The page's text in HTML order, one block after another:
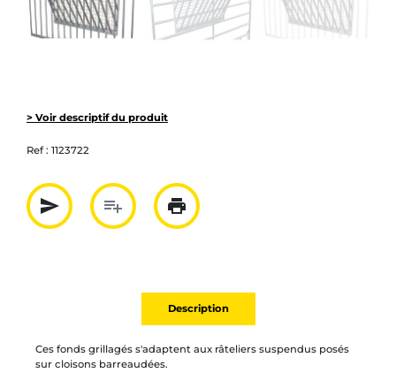
> Voir descriptif du produit
Ref : 1123722
send
Partager par mail
playlist_add
Ajouter à la liste
print
Imprimer
Description
Ces fonds grillagés s'adaptent aux râteliers suspendus posés
sur cloisons barreaudées.